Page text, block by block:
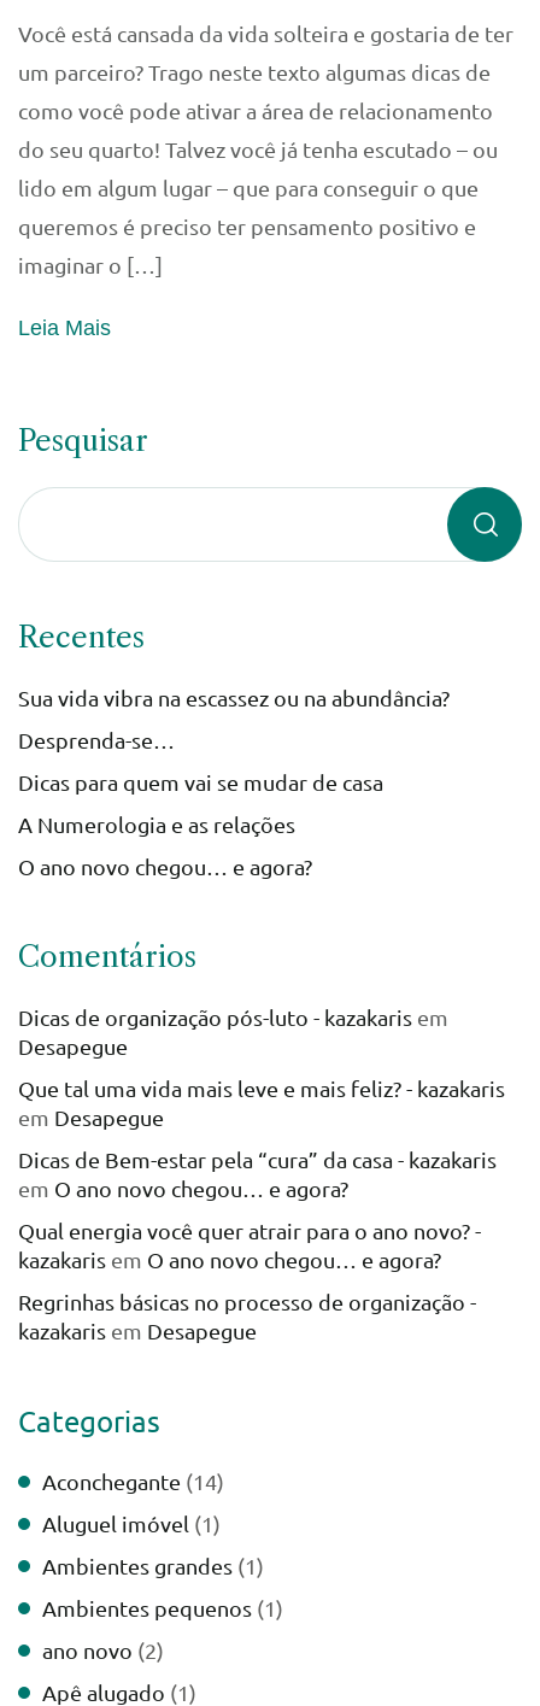
Você está cansada da vida solteira e gostaria de ter
um parceiro? Trago neste texto algumas dicas de
como você pode ativar a área de relacionamento
do seu quarto! Talvez você já tenha escutado – ou
lido em algum lugar – que para conseguir o que
queremos é preciso ter pensamento positivo e
imaginar o […]
Leia Mais
Pesquisar
Recentes
Sua vida vibra na escassez ou na abundância?
Desprenda-se…
Dicas para quem vai se mudar de casa
A Numerologia e as relações
O ano novo chegou… e agora?
Comentários
Dicas de organização pós-luto - kazakaris em
Desapegue
Que tal uma vida mais leve e mais feliz? - kazakaris
em Desapegue
Dicas de Bem-estar pela “cura” da casa - kazakaris
em O ano novo chegou… e agora?
Qual energia você quer atrair para o ano novo? -
kazakaris em O ano novo chegou… e agora?
Regrinhas básicas no processo de organização -
kazakaris em Desapegue
Categorias
Aconchegante (14)
Aluguel imóvel (1)
Ambientes grandes (1)
Ambientes pequenos (1)
ano novo (2)
Apê alugado (1)